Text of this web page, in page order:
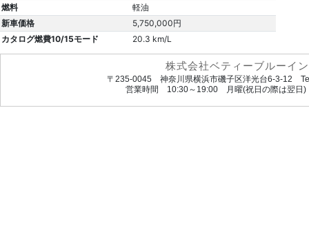
燃料
軽油
新車価格
5,750,000円
カタログ燃費10/15モード
20.3 km/L
株式会社ベティーブルーイ
〒235-0045 神奈川県横浜市磯子区洋光台6-3-12
営業時間 10:30～19:00 月曜(祝日の際は翌日)